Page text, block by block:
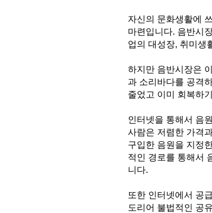
자신의 문화생활에
마련입니다. 음반시
업의 대성장, 취미생
하지만 음반시장은
과 소리바다를 공격
줄었고 이미 회복하
인터넷을 통해서 음
사람은 저렴한 가격
구입한 음원을 지정
적인 경로를 통해서
니다.
또한 인터넷에서 공
도리어 불법적인 공